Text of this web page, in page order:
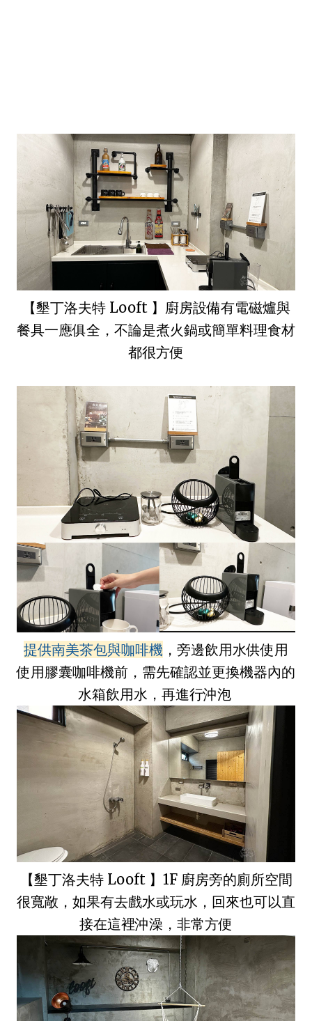
【墾丁洛夫特 Looft 】廚房設備有電磁爐與
餐具一應俱全，不論是煮火鍋或簡單料理食材
都很方便
提供南美茶包與咖啡機 ，旁邊飲用水供使用
使用膠囊咖啡機前，需先確認並更換機器內的
水箱飲用水，再進行沖泡
【墾丁洛夫特 Looft 】1F 廚房旁的廁所空間
很寬敞，如果有去戲水或玩水，回來也可以直
接在這裡沖澡，非常方便